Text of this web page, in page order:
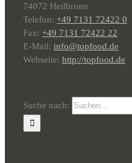
74072 Heilbronn
Telefon: +49 7131 72422 0
Fax: +49 7131 72422 22
E-Mail: info@topfood.de
Webseite: http://topfood.de
Suche nach: